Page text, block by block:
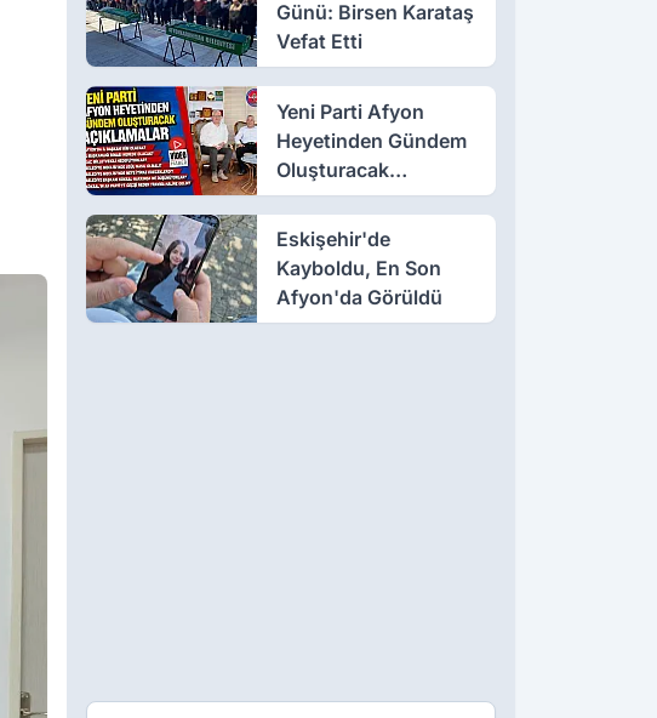
Günü: Birsen Karataş
Vefat Etti
Yeni Parti Afyon
Heyetinden Gündem
Oluşturacak
Açıklamalar
Eskişehir'de
Kayboldu, En Son
Afyon'da Görüldü